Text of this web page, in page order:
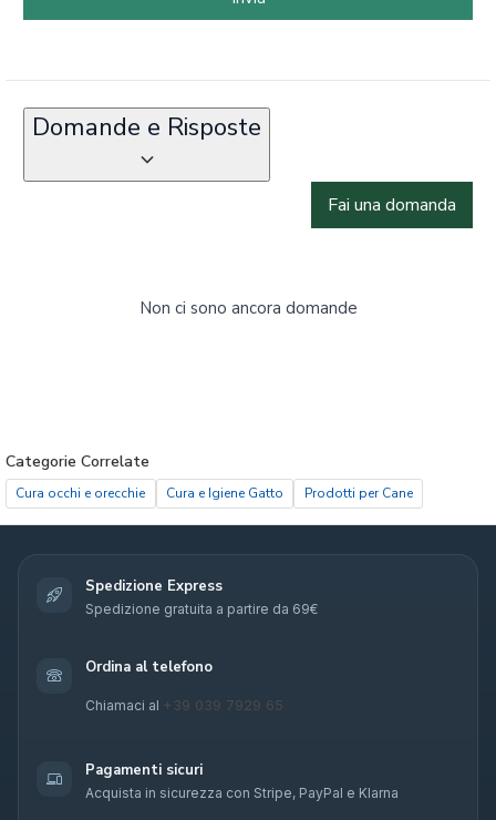
Domande e Risposte
Fai una domanda
Non ci sono ancora domande
Categorie Correlate
Cura occhi e orecchie Cura e Igiene Gatto Prodotti per Cane
Spedizione Express
Spedizione gratuita a partire da 69€
Ordina al telefono
Chiamaci al +39 039 7929 65
Pagamenti sicuri
Acquista in sicurezza con Stripe, PayPal e Klarna